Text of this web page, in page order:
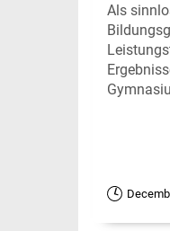
Als